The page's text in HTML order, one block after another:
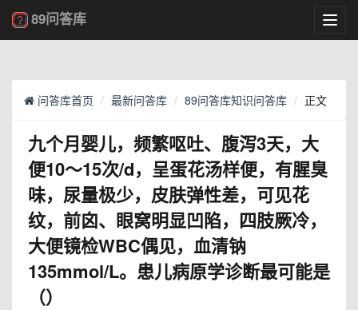
89问答库
问答库首页 最新问答库 89问答库知识问答库 正文
九个月婴儿，频繁呕吐、腹泻3天，大
便10～15次/d，呈蛋花汤样便，有腥臭
味，尿量极少，皮肤弹性差，可见花
纹，前囟、眼窝明显凹陷，四肢厥冷，
大便镜检WBC偶见，血清钠
135mmol/L。患儿病原学诊断最可能是
（）